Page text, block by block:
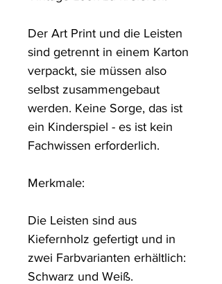
Der Art Print und die Leisten
sind getrennt in einem Karton
verpackt, sie müssen also
selbst zusammengebaut
werden. Keine Sorge, das ist
ein Kinderspiel - es ist kein
Fachwissen erforderlich.
Merkmale:
Die Leisten sind aus
Kiefernholz gefertigt und in
zwei Farbvarianten erhältlich:
Schwarz und Weiß.